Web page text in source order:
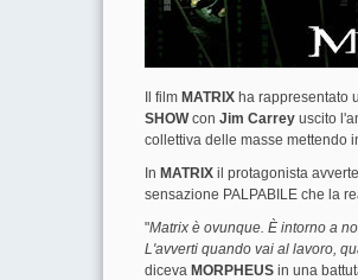
Il film MATRIX ha rappresentato
SHOWcon Jim Carrey uscito
collettiva delle masse mettendo
In MATRIX il protagonista
sensazione PALPABILE che la
"Matrix è ovunque. È intorno a
L'avverti quando vai al lavoro,
diceva MORPHEUS in una